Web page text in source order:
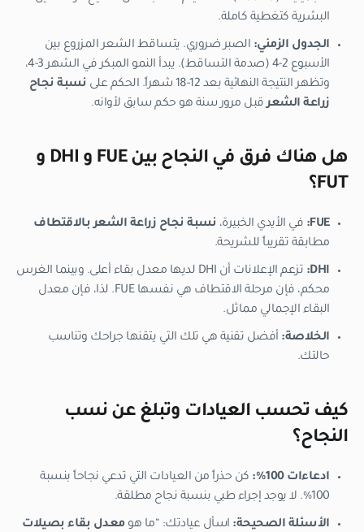
البشرية كتغطية كاملة.
الجدول الزمني: الصبر ضروري. يتساقط الشعر المزروع بين
الأسبوع 2-4 (صدمة التساقط). يبدأ النمو المبكر في الشهر 3-4،
وتظهر النتيجة النهائية بعد 12-18 شهراً. الحكم على
نسبة نجاح
زراعة الشعرقبل مرور سنة هو حكم سابق لأوانه.
هل هناك فرق في النجاح بين FUE و DHI و
FUT؟
FUE: في الأيدي الخبيرة، نسبة نجاح زراعة الشعر بالاقتطاف
مطابقة تقريباً للشريحة.
DHI:
تزعم الإعلانات أن DHI لديها معدل بقاء أعلى. وبينما الغرس
محكم، فإن مرحلة الاقتطاف هي نفسها FUE. لذا، فإن معدل
البقاء الإجمالي مماثل.
الخلاصة: أفضل تقنية هي تلك التي يتقنها جراحك وتناسب
حالتك.
كيف تحسب العيادات وتبلغ عن نسب
النجاح؟
ادعاءات 100%:
كن حذراً من العيادات التي تدعي نجاحاً بنسبة
100%. لا يوجد إجراء طبي بنسبة نجاح مطلقة.
الأسئلة الصحيحة: اسأل عيادتك: “ما هومعدل بقاء بصيلات